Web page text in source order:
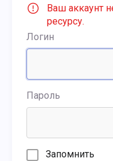
Ваш аккаунт
ресурсу.
Логин
Пароль
Запомнить